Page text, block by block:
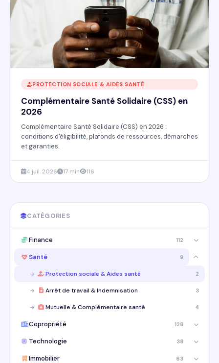
PROTECTION SOCIALE & AIDES SANTÉ
Complémentaire Santé Solidaire (CSS) en
2026
Complémentaire Santé Solidaire (CSS) en 2026 :
conditions d'éligibilité, plafonds de ressources, démarches
et garanties.
4 juil. 2026 17 min 116
CATÉGORIES
Finance 112
Santé 9
Protection sociale & Aides santé 2
Arrêt de travail & Indemnisation 3
Mutuelle & Complémentaire santé 4
Copropriété 128
Technologie 38
Immobilier 63